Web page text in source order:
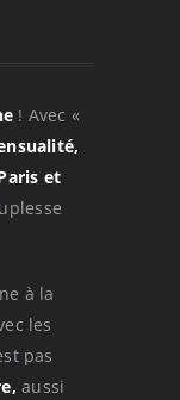
! Avec «
et
à la
les
pas
aussi